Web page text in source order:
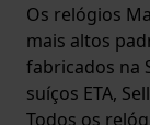
Os relógios
mais altos
fabricados na
suíços ETA,
Todos os